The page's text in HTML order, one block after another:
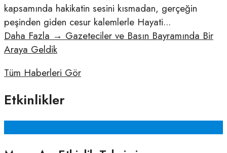
kapsamında hakikatin sesini kısmadan, gerçeğin
peşinden giden cesur kalemlerle Hayati...
Daha Fazla → Gazeteciler ve Basın Bayramında Bir
Araya Geldik
Tüm Haberleri Gör
Etkinlikler